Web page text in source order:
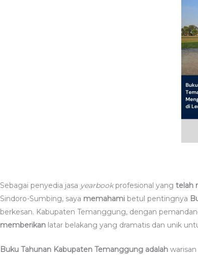
Sebagai penyedia jasa yearbookprofesional yangtelah
Sindoro-Sumbing, saya memahami betul pentingnya
berkesan. Kabupaten Temanggung, dengan
memberikan latar belakang yang dramatis dan unik
Buku Tahunan Kabupaten Temanggung adalah